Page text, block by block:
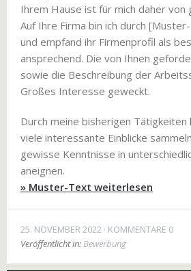
Ihrem Hause ist für mich daher
Auf Ihre Firma bin ich durch
und empfand ihr Firmenprofil als
ansprechend. Die von Ihnen
sowie die Beschreibung der
Großes Interesse geweckt.
Durch meine bisherigen
viele interessante Einblicke
gewisse Kenntnisse in
aneignen.
» Muster-Text weiterlesen
25. NOVEMBER 2022 KOMMENTARE 0
Veröffentlicht in:Bewerbung